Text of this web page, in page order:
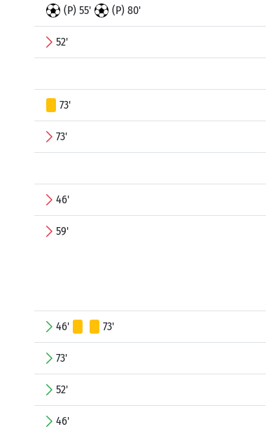
(P) 55' (P) 80'
52'
73'
73'
46'
59'
46' 73'
73'
52'
46'